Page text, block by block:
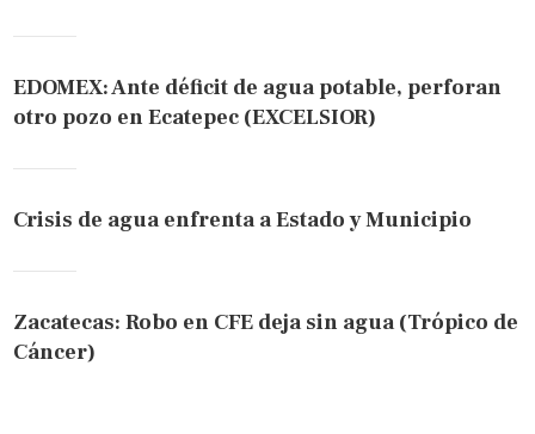
EDOMEX: Ante déficit de agua potable, perforan
otro pozo en Ecatepec (EXCELSIOR)
Crisis de agua enfrenta a Estado y Municipio
Zacatecas: Robo en CFE deja sin agua (Trópico de
Cáncer)